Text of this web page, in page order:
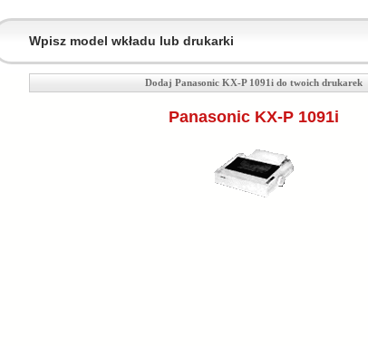
Dodaj Panasonic KX-P 1091i do twoich drukarek
Panasonic KX-P 1091i